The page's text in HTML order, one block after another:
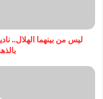
ليس من بينهما الهلال..